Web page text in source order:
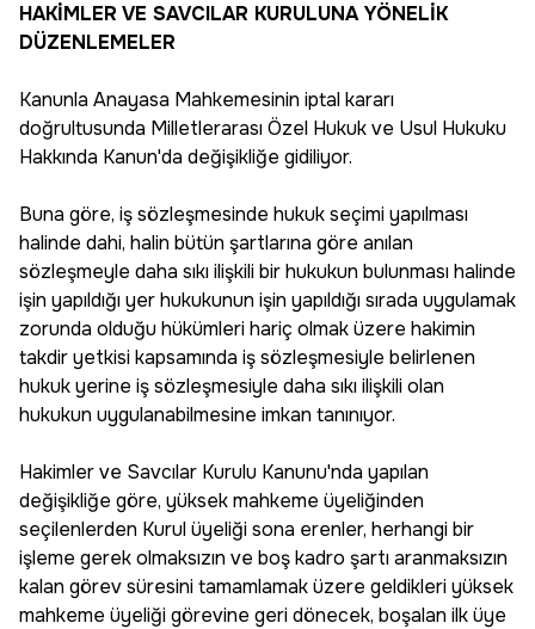
HAKİMLER VE SAVCILAR KURULUNA YÖNELİK
DÜZENLEMELER
Kanunla Anayasa Mahkemesinin iptal kararı
doğrultusunda Milletlerarası Özel Hukuk ve Usul Hukuku
Hakkında Kanun'da değişikliğe gidiliyor.
Buna göre, iş sözleşmesinde hukuk seçimi yapılması
halinde dahi, halin bütün şartlarına göre anılan
sözleşmeyle daha sıkı ilişkili bir hukukun bulunması halinde
işin yapıldığı yer hukukunun işin yapıldığı sırada uygulamak
zorunda olduğu hükümleri hariç olmak üzere hakimin
takdir yetkisi kapsamında iş sözleşmesiyle belirlenen
hukuk yerine iş sözleşmesiyle daha sıkı ilişkili olan
hukukun uygulanabilmesine imkan tanınıyor.
Hakimler ve Savcılar Kurulu Kanunu'nda yapılan
değişikliğe göre, yüksek mahkeme üyeliğinden
seçilenlerden Kurul üyeliği sona erenler, herhangi bir
işleme gerek olmaksızın ve boş kadro şartı aranmaksızın
kalan görev süresini tamamlamak üzere geldikleri yüksek
mahkeme üyeliği görevine geri dönecek, boşalan ilk üye